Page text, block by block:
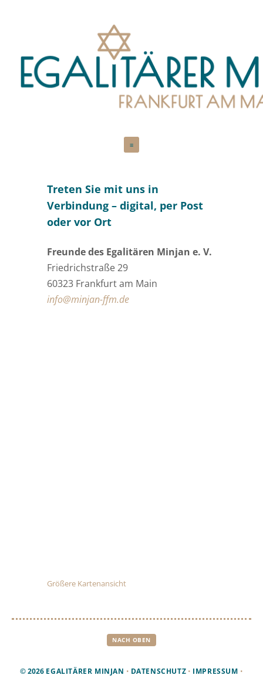
≡
Treten Sie mit uns in
Verbindung – digital, per Post
oder vor Ort
Freunde des Egalitären Minjan e. V.
Friedrichstraße 29
60323 Frankfurt am Main
info@minjan-ffm.de
Größere Kartenansicht
NACH OBEN
© 2026 EGALITÄRER MINJAN • DATENSCHUTZ • IMPRESSUM •